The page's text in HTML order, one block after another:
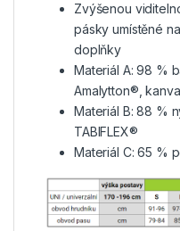
Zvýšenou
pásky umístěné
doplňky
Materiál A: 98 %
Amalytton®,
Materiál B: 88 %
TABIFLEX®
Materiál C: 65 %